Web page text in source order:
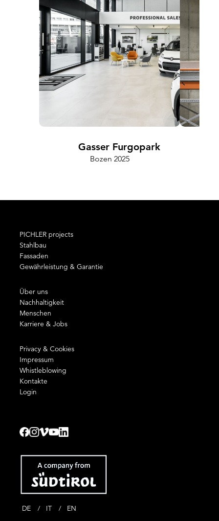
Gasser Furgopark
Bozen 2025
PICHLER projects
Stahlbau
Fassaden
Gewährleistung & Garantie
Über uns
Nachhaltigkeit
Menschen
Karriere & Jobs
Privacy & Cookies
Impressum
Whistleblowing
Kontakte
Login
DE IT EN